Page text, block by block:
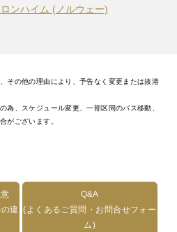
ロンハイム (ノルウェー)
その他の理由により、予告なく変更または抜港
為、スケジュール変更、一部区間のバス移動、
がございます。
違
Q&A
(よくあるご質問・お問合せフォー
ム)